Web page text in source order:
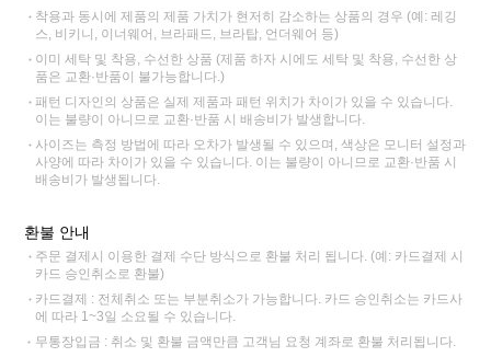
착용과 동시에 제품의 제품 가치가 현저히 감소하는 상품의 경우 (예: 레깅
스, 비키니, 이너웨어, 브라패드, 브라탑, 언더웨어 등)
이미 세탁 및 착용, 수선한 상품 (제품 하자 시에도 세탁 및 착용, 수선한 상
품은 교환·반품이 불가능합니다.)
패턴 디자인의 상품은 실제 제품과 패턴 위치가 차이가 있을 수 있습니다.
이는 불량이 아니므로 교환·반품 시 배송비가 발생합니다.
사이즈는 측정 방법에 따라 오차가 발생될 수 있으며, 색상은 모니터 설정과
사양에 따라 차이가 있을 수 있습니다. 이는 불량이 아니므로 교환·반품 시
배송비가 발생됩니다.
환불 안내
주문 결제시 이용한 결제 수단 방식으로 환불 처리 됩니다. (예: 카드결제 시
카드 승인취소로 환불)
카드결제 : 전체취소 또는 부분취소가 가능합니다. 카드 승인취소는 카드사
에 따라 1~3일 소요될 수 있습니다.
무통장입금 : 취소 및 환불 금액만큼 고객님 요청 계좌로 환불 처리됩니다.